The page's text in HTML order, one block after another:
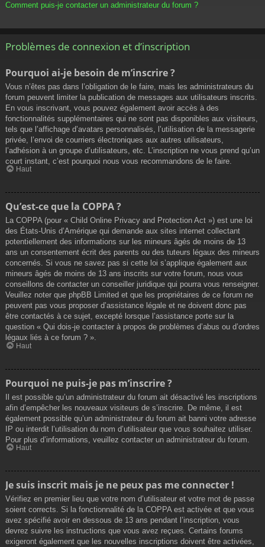
Comment puis-je contacter un administrateur du forum ?
Problèmes de connexion et d’inscription
Pourquoi ai-je besoin de m’inscrire ?
Vous n’êtes pas dans l’obligation de le faire, mais les administrateurs du
forum peuvent limiter la publication de messages aux utilisateurs inscrits.
En vous inscrivant, vous pouvez également avoir accès à des
fonctionnalités supplémentaires qui ne sont pas disponibles aux visiteurs,
tels que l’affichage d’avatars personnalisés, l’utilisation de la messagerie
privée, l’envoi de courriers électroniques aux autres utilisateurs,
l’adhésion à un groupe d’utilisateurs, etc. L’inscription ne vous prend qu’un
court instant, c’est pourquoi nous vous recommandons de le faire.
Haut
Qu’est-ce que la COPPA ?
La COPPA (pour « Child Online Privacy and Protection Act ») est une loi
des États-Unis d’Amérique qui demande aux sites internet collectant
potentiellement des informations sur les mineurs âgés de moins de 13
ans un consentement écrit des parents ou des tuteurs légaux des mineurs
concernés. Si vous ne savez pas si cette loi s’applique également aux
mineurs âgés de moins de 13 ans inscrits sur votre forum, nous vous
conseillons de contacter un conseiller juridique qui pourra vous renseigner.
Veuillez noter que phpBB Limited et que les propriétaires de ce forum ne
peuvent pas vous proposer d’assistance légale et ne doivent donc pas
être contactés à ce sujet, excepté lorsque l’assistance porte sur la
question « Qui dois-je contacter à propos de problèmes d’abus ou d’ordres
légaux liés à ce forum ? ».
Haut
Pourquoi ne puis-je pas m’inscrire ?
Il est possible qu’un administrateur du forum ait désactivé les inscriptions
afin d’empêcher les nouveaux visiteurs de s’inscrire. De même, il est
également possible qu’un administrateur du forum ait banni votre adresse
IP ou interdit l’utilisation du nom d’utilisateur que vous souhaitez utiliser.
Pour plus d’informations, veuillez contacter un administrateur du forum.
Haut
Je suis inscrit mais je ne peux pas me connecter !
Vérifiez en premier lieu que votre nom d’utilisateur et votre mot de passe
soient corrects. Si la fonctionnalité de la COPPA est activée et que vous
avez spécifié avoir en dessous de 13 ans pendant l’inscription, vous
devrez suivre les instructions que vous avez reçues. Certains forums
exigeront également que les nouvelles inscriptions doivent être activées,